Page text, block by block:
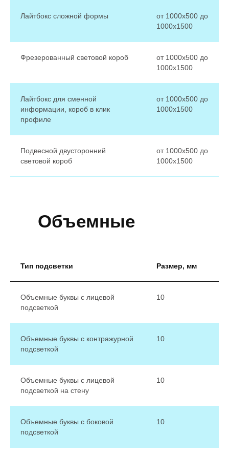
Лайтбокс сложной формы
от 1000х500 до
1000х1500
Фрезерованный световой короб
от 1000х500 до
1000х1500
Лайтбокс для сменной
информации, короб в клик
профиле
от 1000х500 до
1000х1500
Подвесной двусторонний
световой короб
от 1000х500 до
1000х1500
Объемные
Тип подсветки Размер, мм
Объемные буквы с лицевой
подсветкой
10
Объемные буквы с контражурной
подсветкой
10
Объемные буквы с лицевой
подсветкой на стену
10
Объемные буквы с боковой
подсветкой
10